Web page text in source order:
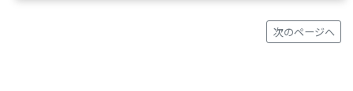
次のページへ